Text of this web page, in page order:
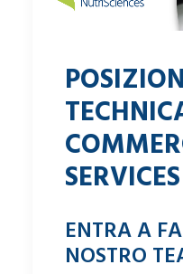
SERVICES
ENTRA A
NOSTRO